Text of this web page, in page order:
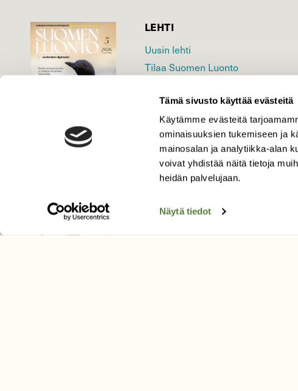
Tämä sivusto käyttää evästeitä
Käytämme evästeitä
ominaisuuksien tukemiseen ja
mainosalan ja analytiikka-alan
voivat yhdistää näitä tietoja
heidän palvelujaan.
Näytä tiedot
LEHTI
Uusin lehti
Tilaa Suomen Luonto
Äänestä parasta juttua
Tilaa uutiskirje
SUOMEN LUONNON­SUOJELU­
LIITTO
Suomen luonnonsuojelu­liitto